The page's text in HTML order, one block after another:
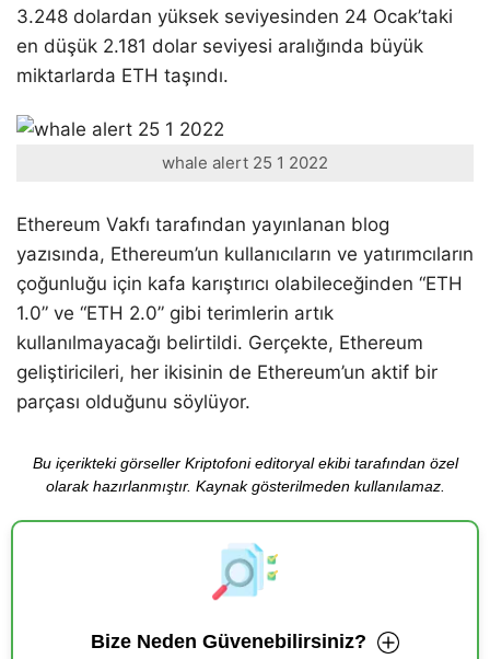
3.248 dolardan yüksek seviyesinden 24 Ocak’taki
en düşük 2.181 dolar seviyesi aralığında büyük
miktarlarda ETH taşındı.
whale alert 25 1 2022
Ethereum Vakfı tarafından yayınlanan blog
yazısında, Ethereum’un kullanıcıların ve yatırımcıların
çoğunluğu için kafa karıştırıcı olabileceğinden “ETH
1.0” ve “ETH 2.0” gibi terimlerin artık
kullanılmayacağı belirtildi. Gerçekte, Ethereum
geliştiricileri, her ikisinin de Ethereum’un aktif bir
parçası olduğunu söylüyor.
Bu içerikteki görseller Kriptofoni editoryal ekibi tarafından özel
olarak hazırlanmıştır. Kaynak gösterilmeden kullanılamaz.
Bize Neden Güvenebilirsiniz?